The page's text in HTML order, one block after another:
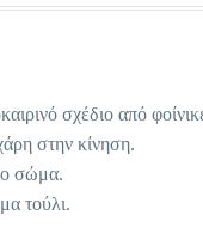
σχέδιο από
στην κίνηση.
σώμα.
τούλι.